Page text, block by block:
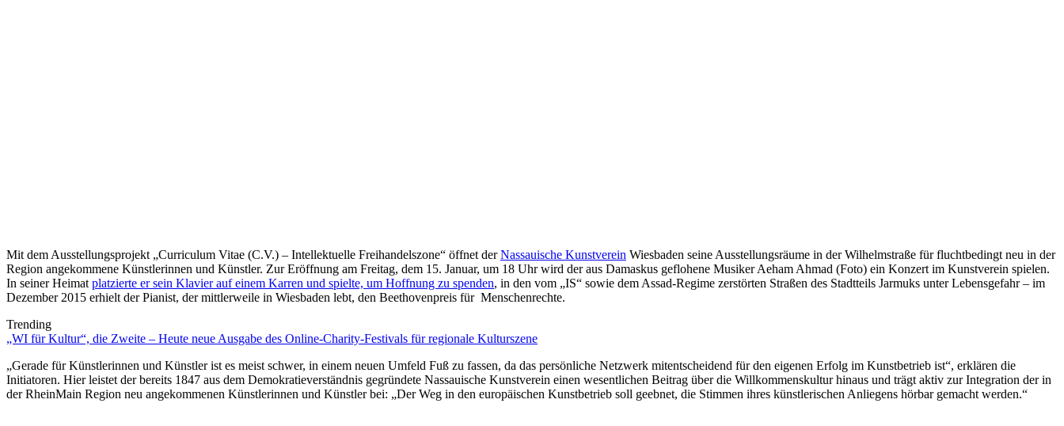
Mit dem Ausstellungsprojekt „Curriculum Vitae (C.V.) – Intellektuelle Freihandelszone“ öffnet derNassauische Kunstverein Wiesbaden seine Ausstellungsräume in der Wilhelmstraße für fluchtbedingt neu in der
Region angekommene Künstlerinnen und Künstler. Zur Eröffnung am Freitag, dem 15. Januar, um 18 Uhr wird der aus Damaskus geflohene Musiker Aeham Ahmad (Foto) ein Konzert im Kunstverein spielen.
In seiner Heimat platzierte er sein Klavier auf einem Karren und spielte, um Hoffnung zu spenden, in den vom „IS“ sowie dem Assad-Regime zerstörten Straßen des Stadtteils Jarmuks unter Lebensgefahr – im
Dezember 2015 erhielt der Pianist, der mittlerweile in Wiesbaden lebt, den Beethovenpreis für Menschenrechte.
Trending
„WI für Kultur“, die Zweite – Heute neue Ausgabe des Online-Charity-Festivals für regionale Kulturszene
„Gerade für Künstlerinnen und Künstler ist es meist schwer, in einem neuen Umfeld Fuß zu fassen, da das persönliche Netzwerk mitentscheidend für den eigenen Erfolg im Kunstbetrieb ist“, erklären die
Initiatoren. Hier leistet der bereits 1847 aus dem Demokratieverständnis gegründete Nassauische Kunstverein einen wesentlichen Beitrag über die Willkommenskultur hinaus und trägt aktiv zur Integration der in
der RheinMain Region neu angekommenen Künstlerinnen und Künstler bei: „Der Weg in den europäischen Kunstbetrieb soll geebnet, die Stimmen ihres künstlerischen Anliegens hörbar gemacht werden.“